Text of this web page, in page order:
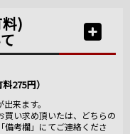
)
料275円）
来ます。
い求め頂いたは、どちらの
考欄」にてご連絡くださ